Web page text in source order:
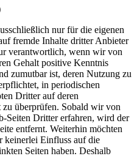
nur für die eigenen
fremde Inhalte dritter Anbieter
verantwortlich, wenn wir von
Gehalt positive Kenntnis
zumutbar ist, deren Nutzung zu
in periodischen
Dritter auf deren
überprüfen. Sobald wir von
Seiten Dritter erfahren, wird der
entfernt. Weiterhin möchten
keinerlei Einfluss auf die
Seiten haben. Deshalb